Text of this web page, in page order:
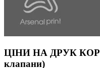
ЦІНИ НА ДРУК
клапани)